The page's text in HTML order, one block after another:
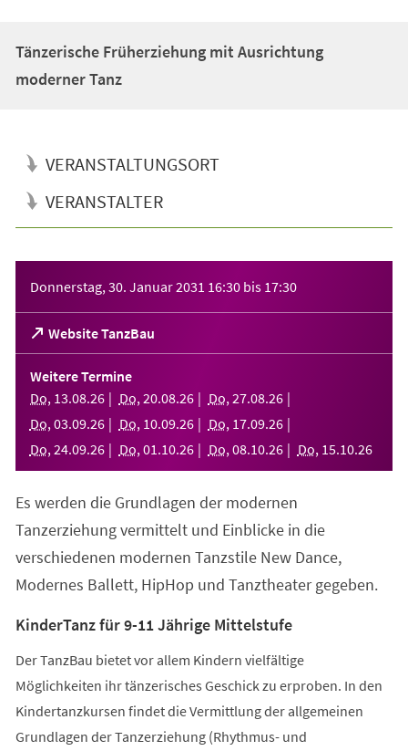
Tänzerische Früherziehung mit Ausrichtung
moderner Tanz
VERANSTALTUNGSORT
VERANSTALTER
Donnerstag, 30. Januar 2031 16:30 bis 17:30
Website TanzBau
(Öffnet
in
einem
neuen
Tab)
Weitere Termine
Do, 13.08.26 Do, 20.08.26 Do, 27.08.26
Do, 03.09.26 Do, 10.09.26 Do, 17.09.26
Do, 24.09.26 Do, 01 .10.26 Do, 08.10.26 Do, 15.10.26
Es werden die Grundlagen der modernen
Tanzerziehung vermittelt und Einblicke in die
verschiedenen modernen Tanzstile New Dance,
Modernes Ballett, HipHop und Tanztheater gegeben.
KinderTanz für 9-11 Jährige Mittelstufe
Der TanzBau bietet vor allem Kindern vielfältige
Möglichkeiten ihr tänzerisches Geschick zu erproben. In den
Kindertanzkursen findet die Vermittlung der allgemeinen
Grundlagen der Tanzerziehung (Rhythmus- und